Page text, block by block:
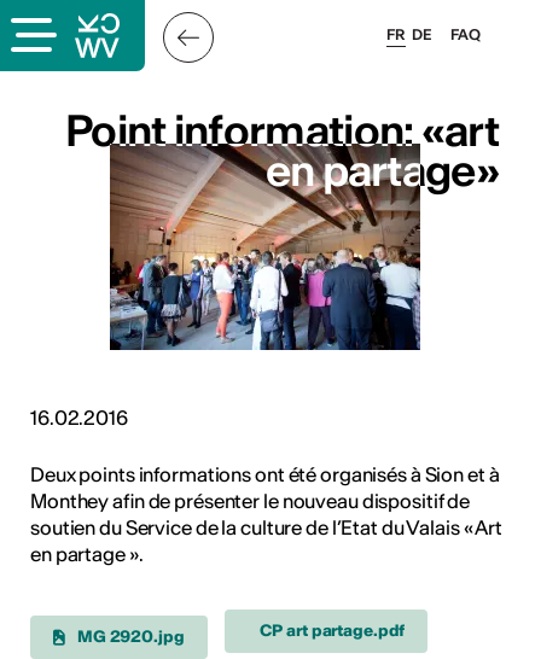
FAQ
FR DE
Point information: «art
en partage»
Point information: «art
en partage»
16.02.2016
Deux points informations ont été organisés à Sion et à
Monthey afin de présenter le nouveau dispositif de
soutien du Service de la culture de l’Etat du Valais « Art
en partage ».
MG 2920.jpg CP art partage.pdf